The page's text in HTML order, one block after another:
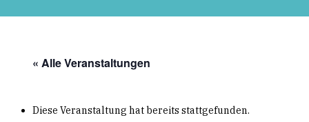
« Alle Veranstaltungen
Diese Veranstaltung hat bereits stattgefunden.